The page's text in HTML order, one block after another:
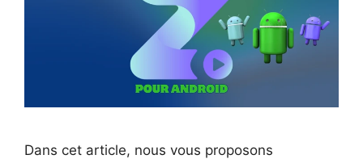
Dans cet article, nous vous proposons